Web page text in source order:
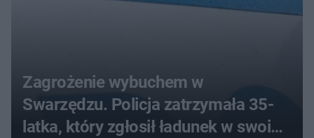
Zagrożenie wybuchem w
Swarzędzu. Policja zatrzymała 35-
latka, który zgłosił ładunek w swoim